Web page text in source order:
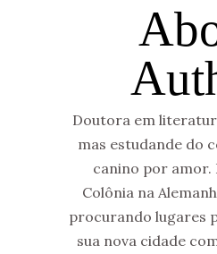
Doutora em
mas estudande do
canino por amor.
Colônia na
procurando lugares
sua nova cidade